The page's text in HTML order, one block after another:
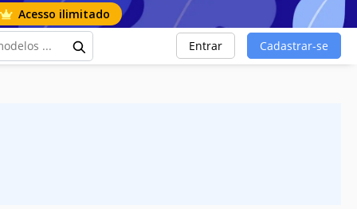
Acesso ilimitado
Entrar Cadastrar-se